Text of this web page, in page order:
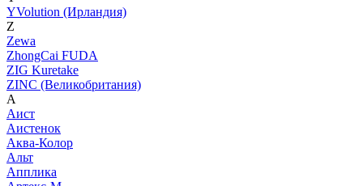
YVolution (Ирландия)
Z
Zewa
ZhongCai FUDA
ZIG Kuretake
ZINC (Великобритания)
А
Аист
Аистенок
Аква-Колор
Альт
Апплика